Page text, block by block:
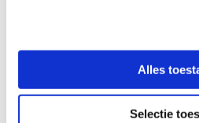
Alles
Selectie
beheer heeft over de
een graf. Deze kosten